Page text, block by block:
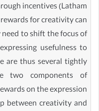
incentives (Latham
for creativity can
to shift the focus of
usefulness to
are thus several tightly
two components of
on the expression
between creativity and